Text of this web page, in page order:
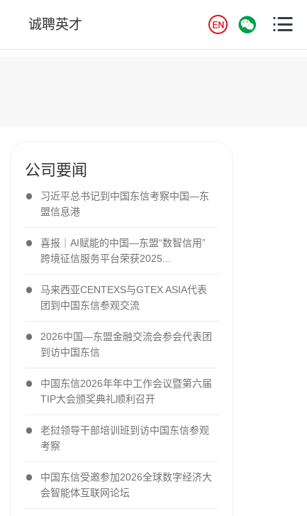
诚聘英才
公司要闻
习近平总书记到中国东信考察中国—东
盟信息港
喜报｜AI赋能的中国—东盟“数智信用”
跨境征信服务平台荣获2025...
马来西亚CENTEXS与GTEX ASIA代表
团到中国东信参观交流
2026中国—东盟金融交流会参会代表团
到访中国东信
中国东信2026年年中工作会议暨第六届
TIP大会颁奖典礼顺利召开
老挝领导干部培训班到访中国东信参观
考察
中国东信受邀参加2026全球数字经济大
会智能体互联网论坛